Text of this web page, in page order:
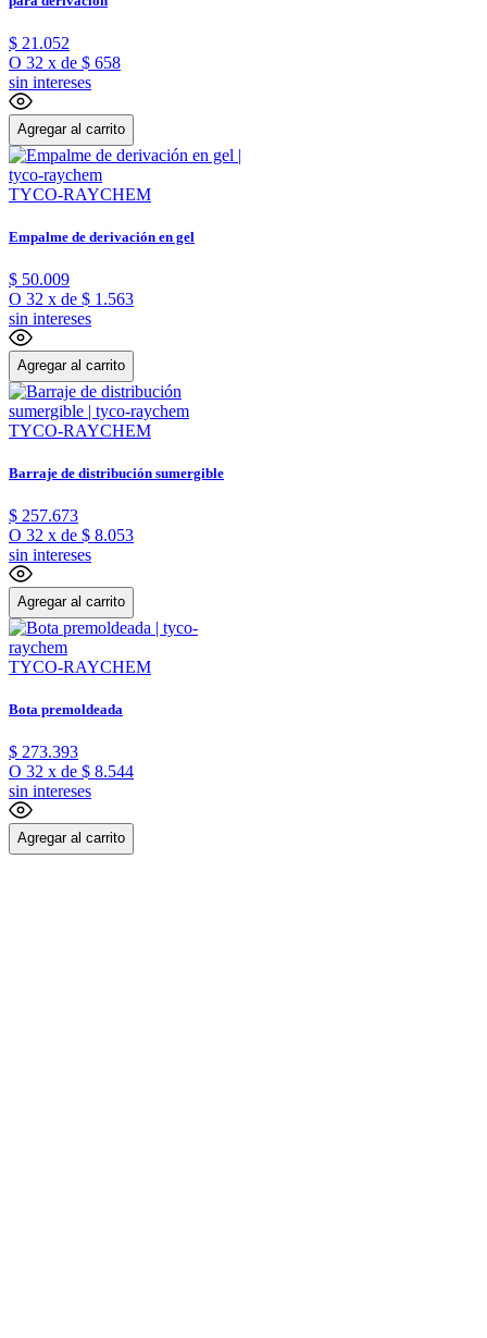
$ 21 .052
O 32 x de $ 658
sin intereses
Agregar al carrito
TYCO-RAYCHEM
Empalme de derivación en gel
$ 50.009
O 32 x de $ 1.563
sin intereses
Agregar al carrito
TYCO-RAYCHEM
Barraje de distribución sumergible
$ 257.673
O 32 x de $ 8.053
sin intereses
Agregar al carrito
TYCO-RAYCHEM
Bota premoldeada
$ 273.393
O 32 x de $ 8.544
sin intereses
Agregar al carrito